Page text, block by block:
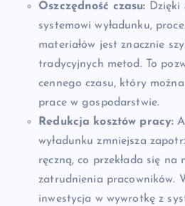
Oszczędność czasu: Dzięki
systemowi wyładunku,
materiałów jest znacznie
tradycyjnych metod. To
cennego czasu, który
prace w gospodarstwie.
Redukcja kosztów pracy:
wyładunku zmniejsza
ręczną, co przekłada się na
zatrudnienia pracowników.
inwestycja w wywrotkę z